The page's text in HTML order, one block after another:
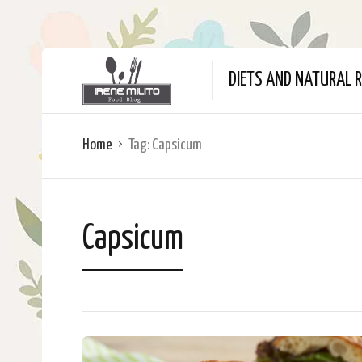
DIETS AND NATURAL
Home Tag: Capsicum
Capsicum